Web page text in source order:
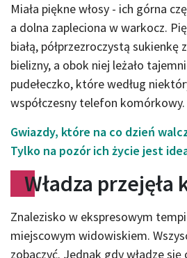
Miała piękne włosy - ich górna
a dolna zapleciona w warkocz.
białą, półprzezroczystą sukienkę
bielizny, a obok niej leżało
pudełeczko, które według
współczesny telefon komórkowy.
Gwiazdy, które na co dzień
Tylko na pozór ich życie jest
Władza
Znalezisko w ekspresowym
miejscowym widowiskiem.
zobaczyć. Jednak gdy władze